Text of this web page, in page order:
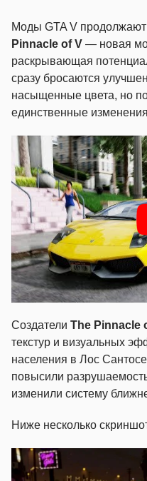
Моды GTA V
Pinnacle of V — новая
раскрывающая
сразу бросаются
насыщенные цвета, но
единственные
Создатели The Pinnacle
текстур и визуальных
населения в Лос
повысили
изменили систему
Ниже несколько